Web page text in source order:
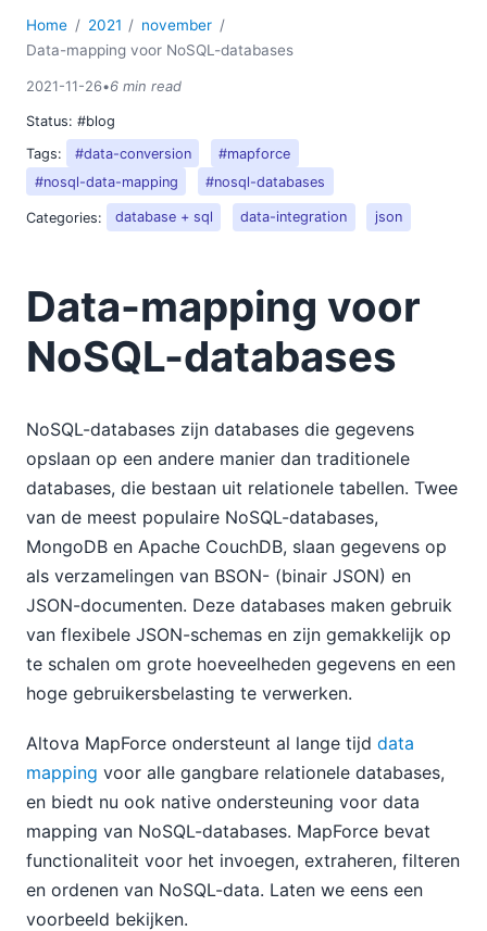
Home 2021
november
Data-mapping voor NoSQL-databases
2021-11-26•6 min read
Status: #blog
Tags:
#data-conversion
#mapforce
#nosql-data-mapping
#nosql-databases
Categories: database + sql data-integration json
Data-mapping voor
NoSQL-databases
NoSQL-databases zijn databases die gegevens
opslaan op een andere manier dan traditionele
databases, die bestaan uit relationele tabellen. Twee
van de meest populaire NoSQL-databases,
MongoDB en Apache CouchDB, slaan gegevens op
als verzamelingen van BSON- (binair JSON) en
JSON-documenten. Deze databases maken gebruik
van flexibele JSON-schemas en zijn gemakkelijk op
te schalen om grote hoeveelheden gegevens en een
hoge gebruikersbelasting te verwerken.
Altova MapForce ondersteunt al lange tijd data
mapping voor alle gangbare relationele databases,
en biedt nu ook native ondersteuning voor data
mapping van NoSQL-databases. MapForce bevat
functionaliteit voor het invoegen, extraheren, filteren
en ordenen van NoSQL-data. Laten we eens een
voorbeeld bekijken.